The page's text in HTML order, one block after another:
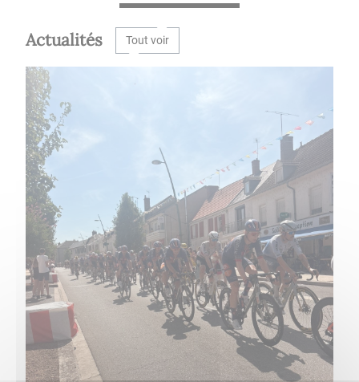
Actualités Tout voir